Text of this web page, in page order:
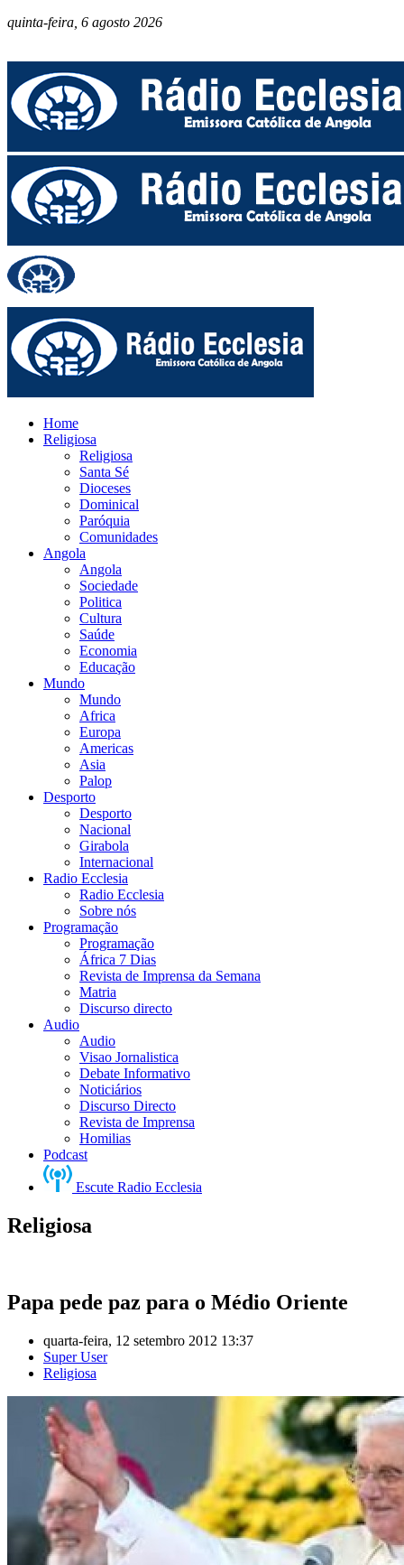
quinta-feira, 6 agosto 2026
Home
Religiosa
Religiosa
Santa Sé
Dioceses
Dominical
Paróquia
Comunidades
Angola
Angola
Sociedade
Politica
Cultura
Saúde
Economia
Educação
Mundo
Mundo
Africa
Europa
Americas
Asia
Palop
Desporto
Desporto
Nacional
Girabola
Internacional
Radio Ecclesia
Radio Ecclesia
Sobre nós
Programação
Programação
África 7 Dias
Revista de Imprensa da Semana
Matria
Discurso directo
Audio
Audio
Visao Jornalistica
Debate Informativo
Noticiários
Discurso Directo
Revista de Imprensa
Homilias
Podcast
Escute Radio Ecclesia
Religiosa
Papa pede paz para o Médio Oriente
quarta-feira, 12 setembro 2012 13:37
Super User
Religiosa